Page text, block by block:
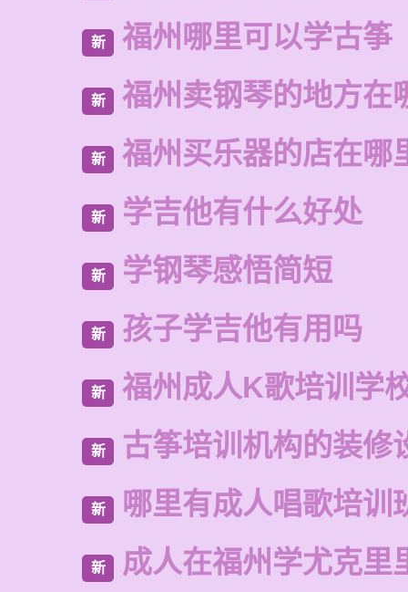
新 福州哪里可以学古筝
新 福州卖钢琴的地方在
新 福州买乐器的店在哪
新 学吉他有什么好处
新 学钢琴感悟简短
新 孩子学吉他有用吗
新 福州成人K歌培训学
新 古筝培训机构的装修
新 哪里有成人唱歌培训
新 成人在福州学尤克里